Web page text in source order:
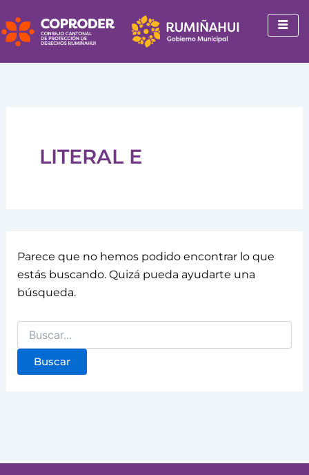
al
contenido
LITERAL E
Parece que no hemos podido encontrar lo que
estás buscando. Quizá pueda ayudarte una
búsqueda.
por: